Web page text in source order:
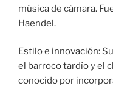
música de cámara.
Haendel.
Estilo e innovación:
el barroco tardío y el
conocido por